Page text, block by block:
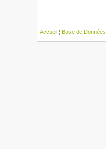
Accueil¦ Base de Données